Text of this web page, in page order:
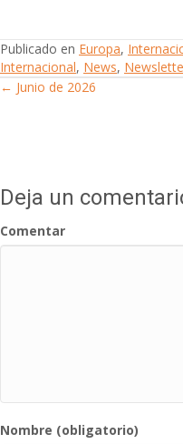
Publicado en Europa,
Internacional, News,
Posts
← Junio de 2026
Deja un
Comentar
Nombre (obligatorio)